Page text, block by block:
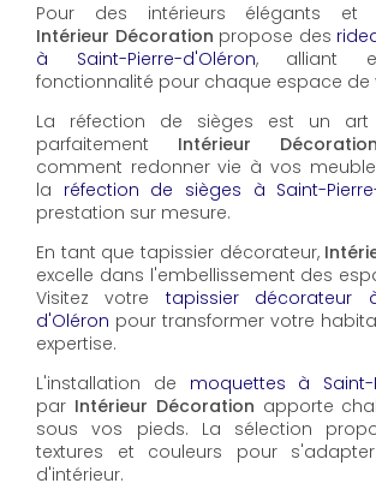
Pour des intérieurs élégants et
Intérieur Décoration propose des
à Saint-Pierre-d'Oléron, alliant
fonctionnalité pour chaque espace de
La réfection de sièges est un art
parfaitement Intérieur Décoration
comment redonner vie à vos
la réfection de sièges à Saint-
prestation sur mesure.
En tant que tapissier décorateur,
excelle dans l'embellissement des
Visitez votre tapissier décorateur
d'Oléron pour transformer votre
expertise.
L'installation de moquettes à Saint-
par Intérieur Décoration apporte
sous vos pieds. La sélection
textures et couleurs pour
d'intérieur.